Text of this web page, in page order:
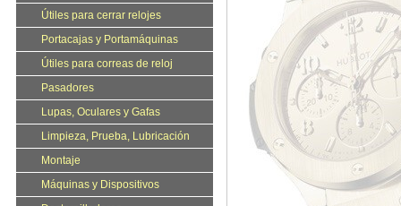
Útiles para cerrar relojes
Portacajas y Portamáquinas
Útiles para correas de reloj
Pasadores
Lupas, Oculares y Gafas
Limpieza, Prueba, Lubricación
Montaje
Máquinas y Dispositivos